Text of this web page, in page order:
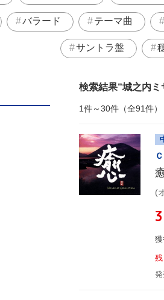
バラード テーマ曲
サントラ盤
検索結果 城之内ミ
1件～30件（全91件）
(
残